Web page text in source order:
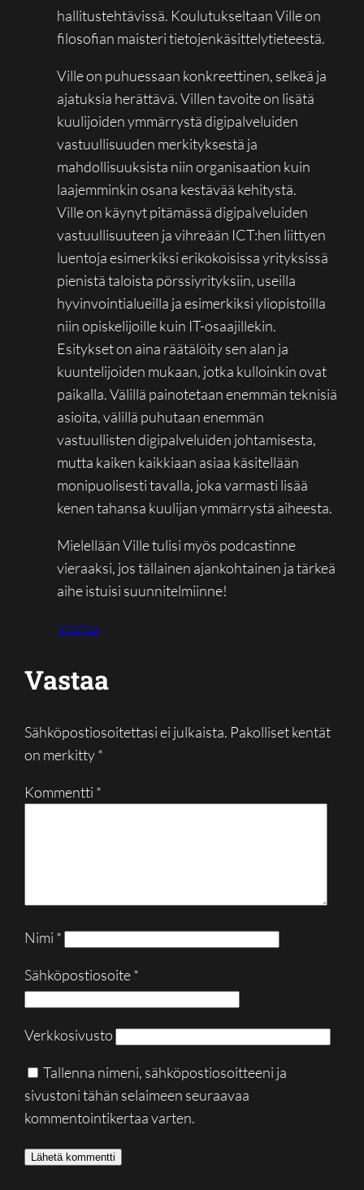
hallitustehtävissä. Koulutukseltaan Ville on
filosofian maisteri tietojenkäsittelytieteestä.
Ville on puhuessaan konkreettinen, selkeä ja
ajatuksia herättävä. Villen tavoite on lisätä
kuulijoiden ymmärrystä digipalveluiden
vastuullisuuden merkityksestä ja
mahdollisuuksista niin organisaation kuin
laajemminkin osana kestävää kehitystä.
Ville on käynyt pitämässä digipalveluiden
vastuullisuuteen ja vihreään ICT:hen liittyen
luentoja esimerkiksi erikokoisissa yrityksissä
pienistä taloista pörssiyrityksiin, useilla
hyvinvointialueilla ja esimerkiksi yliopistoilla
niin opiskelijoille kuin IT-osaajillekin.
Esitykset on aina räätälöity sen alan ja
kuuntelijoiden mukaan, jotka kulloinkin ovat
paikalla. Välillä painotetaan enemmän teknisiä
asioita, välillä puhutaan enemmän
vastuullisten digipalveluiden johtamisesta,
mutta kaiken kaikkiaan asiaa käsitellään
monipuolisesti tavalla, joka varmasti lisää
kenen tahansa kuulijan ymmärrystä aiheesta.
Mielellään Ville tulisi myös podcastinne
vieraaksi, jos tällainen ajankohtainen ja tärkeä
aihe istuisi suunnitelmiinne!
Vastaa
Vastaa
Sähköpostiosoitettasi ei julkaista. Pakolliset kentät
on merkitty*
Kommentti *
Nimi *
Sähköpostiosoite*
Verkkosivusto
Tallenna nimeni, sähköpostiosoitteeni ja
sivustoni tähän selaimeen seuraavaa
kommentointikertaa varten.